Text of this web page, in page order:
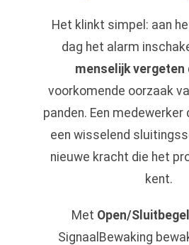
Het klinkt simpel: aan
dag het alarm
menselijk vergeten
voorkomende oorzaak
panden. Een
een wisselend
nieuwe kracht die het
kent.
Met Open/
SignaalBewaking